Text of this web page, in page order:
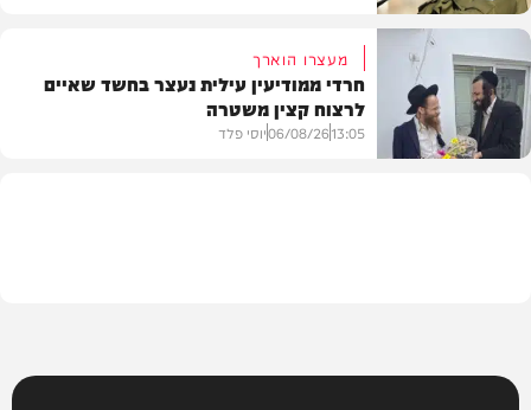
משפט
מעצרו הוארך
חרדי ממודיעין עילית נעצר בחשד שאיים
לרצוח קצין משטרה
13:05
06/08/26יוסי פלד